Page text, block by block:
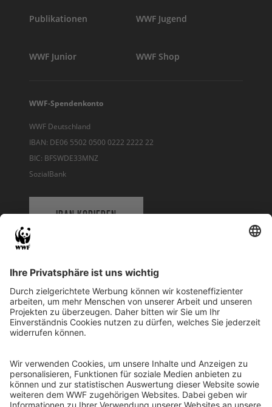
Publikationen WWF Jugend
WWF Junior WWF Shop
WWF-Spendenkonto
WWF Deutschland
IBAN: DE06 5502 0500 0222 2222 22
BIC: BFSWDE33MNZ
SozialBank
IBAN KOPIEREN
WWF Deutschland
Reinhardtstr. 18
10117 Berlin
Ihre Spende kann steuerlich geltend gemacht werden
Registriert als Stiftung WWF Deutschland, Senatsverwaltung für